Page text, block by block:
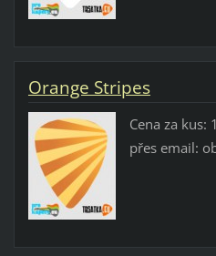
Orange Stripes
Cena za kus:
přes email: